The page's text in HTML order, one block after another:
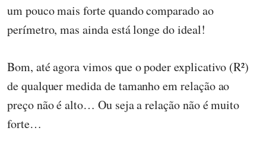
um pouco mais forte quando comparado ao
perímetro, mas ainda está longe do ideal!
Bom, até agora vimos que o poder explicativo (R²)
de qualquer medida de tamanho em relação ao
preço não é alto… Ou seja a relação não é muito
forte…